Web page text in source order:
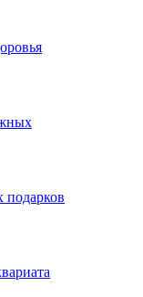
подарков